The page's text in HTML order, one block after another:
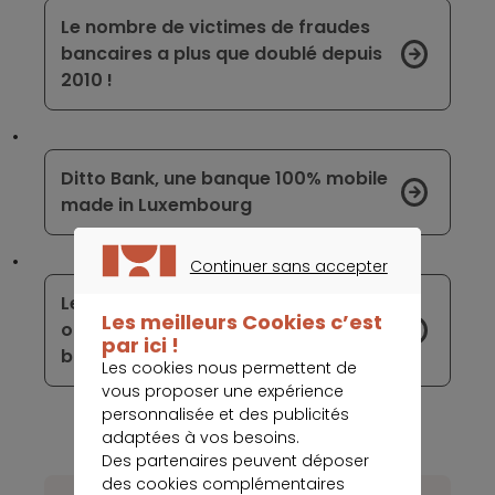
Le nombre de victimes de fraudes
bancaires a plus que doublé depuis
2010 !
Ditto Bank, une banque 100% mobile
made in Luxembourg
Le paiement instantané sera bientôt
opérationnel dans le secteur
bancaire français
Continuer sans accepter
Les meilleurs Cookies c’est
par ici !
Les cookies nous permettent de
vous proposer une expérience
personnalisée et des publicités
adaptées à vos besoins.
Des partenaires peuvent déposer
des cookies complémentaires